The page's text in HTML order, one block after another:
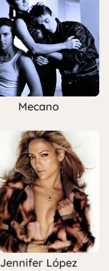
Mecano
Jennifer López